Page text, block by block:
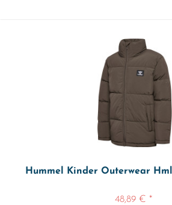
Hummel Kinder Outerwear
48,89 € *